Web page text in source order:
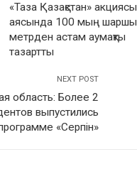
«Таза Қазақстан» акциясы
аясында 100 мың шаршы
метрден астам аумақты
тазартты
NEXT POST
область: Более 2
выпустились
«Серпін»